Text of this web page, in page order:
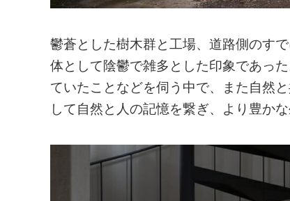
鬱蒼とした樹木群と工場、道路側のす
体として陰鬱で雑多とした印象であっ
ていたことなどを伺う中で、また自然
して自然と人の記憶を繋ぎ、より豊か